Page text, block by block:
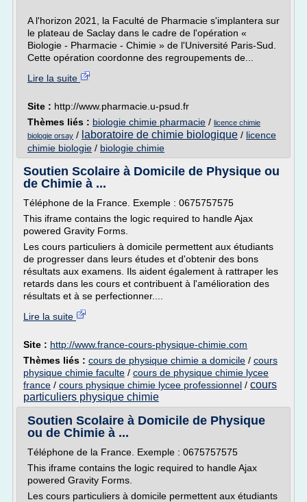
A l'horizon 2021, la Faculté de Pharmacie s'implantera sur
le plateau de Saclay dans le cadre de l'opération «
Biologie - Pharmacie - Chimie » de l'Université Paris-Sud.
Cette opération coordonne des regroupements de...
Lire la suite
Site : http://www.pharmacie.u-psud.fr
Thèmes liés : biologie chimie pharmacie / licence chimie
biologie orsay / laboratoire de chimie biologique / licence
chimie biologie / biologie chimie
Soutien Scolaire à Domicile de Physique ou
de Chimie à ...
Téléphone de la France. Exemple : 0675757575
This iframe contains the logic required to handle Ajax
powered Gravity Forms.
Les cours particuliers à domicile permettent aux étudiants
de progresser dans leurs études et d'obtenir des bons
résultats aux examens. Ils aident également à rattraper les
retards dans les cours et contribuent à l'amélioration des
résultats et à se perfectionner....
Lire la suite
Site : http://www.france-cours-physique-chimie.com
Thèmes liés : cours de physique chimie a domicile / cours
physique chimie faculte / cours de physique chimie lycee
france / cours physique chimie lycee professionnel / cours
particuliers physique chimie
Soutien Scolaire à Domicile de Physique
ou de Chimie à ...
Téléphone de la France. Exemple : 0675757575
This iframe contains the logic required to handle Ajax
powered Gravity Forms.
Les cours particuliers à domicile permettent aux étudiants